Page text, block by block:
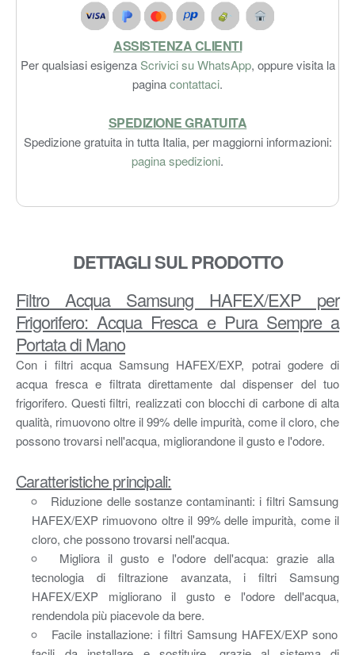
ASSISTENZA CLIENTI
Per qualsiasi esigenzaScrivici su WhatsApp, oppure visita la
paginacontattaci.
SPEDIZIONE GRATUITA
Spedizione gratuita in tutta Italia, per maggiorni informazioni:
pagina spedizioni.
DETTAGLI SUL PRODOTTO
Filtro Acqua Samsung HAFEX/EXP per
Frigorifero: Acqua Fresca e Pura Sempre a
Portata di Mano
Con i filtri acqua Samsung HAFEX/EXP, potrai godere di
acqua fresca e filtrata direttamente dal dispenser del tuo
frigorifero. Questi filtri, realizzati con blocchi di carbone di alta
qualità, rimuovono oltre il 99% delle impurità, come il cloro, che
possono trovarsi nell'acqua, migliorandone il gusto e l'odore.
Caratteristiche principali:
Riduzione delle sostanze contaminanti: i filtri Samsung
HAFEX/EXP rimuovono oltre il 99% delle impurità, come il
cloro, che possono trovarsi nell'acqua.
Migliora il gusto e l'odore dell'acqua: grazie alla
tecnologia di filtrazione avanzata, i filtri Samsung
HAFEX/EXP migliorano il gusto e l'odore dell'acqua,
rendendola più piacevole da bere.
Facile installazione: i filtri Samsung HAFEX/EXP sono